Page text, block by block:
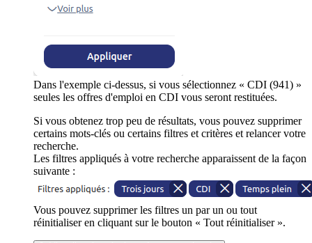
Dans l'exemple ci-dessus, si vous sélectionnez « CDI (941) »
seules les offres d'emploi en CDI vous seront restituées.
Si vous obtenez trop peu de résultats, vous pouvez supprimer
certains mots-clés ou certains filtres et critères et relancer votre
recherche.
Les filtres appliqués à votre recherche apparaissent de la façon
suivante :
Vous pouvez supprimer les filtres un par un ou tout
réinitialiser en cliquant sur le bouton « Tout réinitialiser ».